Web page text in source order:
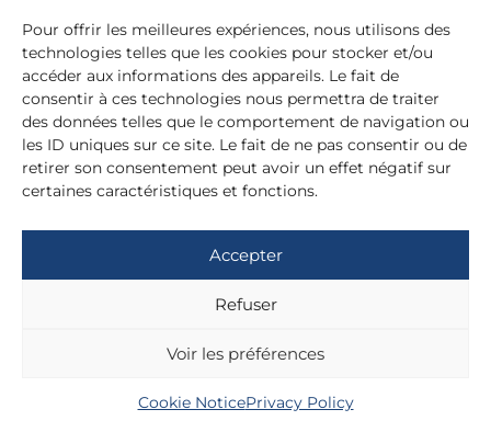
Pour offrir les meilleures expériences, nous utilisons des
technologies telles que les cookies pour stocker et/ou
accéder aux informations des appareils. Le fait de
consentir à ces technologies nous permettra de traiter
des données telles que le comportement de navigation ou
les ID uniques sur ce site. Le fait de ne pas consentir ou de
retirer son consentement peut avoir un effet négatif sur
certaines caractéristiques et fonctions.
Accepter
Refuser
Voir les préférences
Cookie NoticePrivacy Policy